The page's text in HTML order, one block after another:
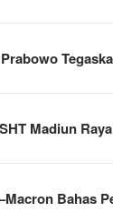
Madiun
Bahas